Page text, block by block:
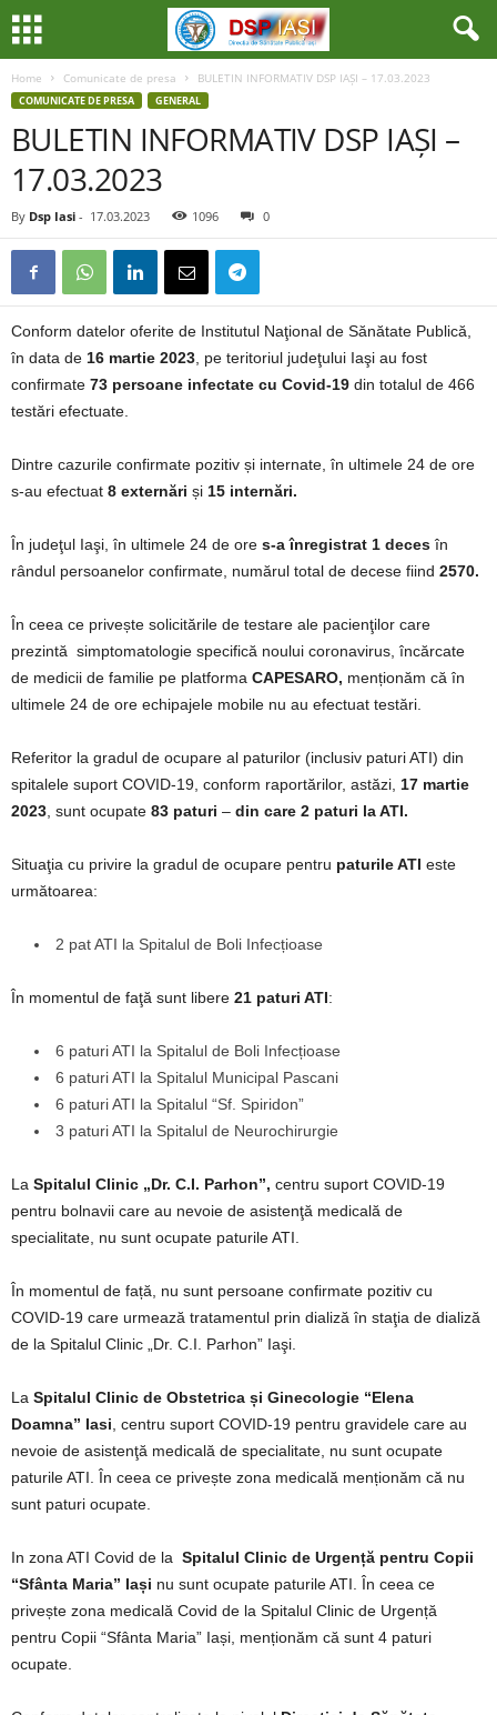
Home Comunicate de presa BULETIN INFORMATIV DSP IAȘI – 17.03.2023
COMUNICATE DE PRESA GENERAL
BULETIN INFORMATIV DSP IAȘI –
17.03.2023
By Dsp Iasi - 17.03.2023 1096 0
Conform datelor oferite de Institutul Naţional de Sănătate Publică,
în data de 16 martie 2023 , pe teritoriul judeţului Iaşi au fost
confirmate 73 persoane infectate cu Covid-19 din totalul de 466
testări efectuate.
Dintre cazurile confirmate pozitiv și internate, în ultimele 24 de ore
s-au efectuat 8 externări și 15 internări.
În judeţul Iaşi, în ultimele 24 de ore s-a înregistrat 1 deces în
rândul persoanelor confirmate, numărul total de decese fiind 2570.
În ceea ce privește solicitările de testare ale pacienţilor care
prezintă simptomatologie specifică noului coronavirus, încărcate
de medicii de familie pe platforma CAPESARO, menționăm că în
ultimele 24 de ore echipajele mobile nu au efectuat testări.
Referitor la gradul de ocupare al paturilor (inclusiv paturi ATI) din
spitalele suport COVID-19, conform raportărilor, astăzi, 17 martie
2023 , sunt ocupate 83 paturi – din care 2 paturi la ATI.
Situaţia cu privire la gradul de ocupare pentru paturile ATI este
următoarea:
2 pat ATI la Spitalul de Boli Infecțioase
În momentul de faţă sunt libere 21 paturi ATI:
6 paturi ATI la Spitalul de Boli Infecțioase
6 paturi ATI la Spitalul Municipal Pascani
6 paturi ATI la Spitalul “Sf. Spiridon”
3 paturi ATI la Spitalul de Neurochirurgie
La Spitalul Clinic „Dr. C.I. Parhon”, centru suport COVID-19
pentru bolnavii care au nevoie de asistenţă medicală de
specialitate, nu sunt ocupate paturile ATI.
În momentul de față, nu sunt persoane confirmate pozitiv cu
COVID-19 care urmează tratamentul prin dializă în staţia de dializă
de la Spitalul Clinic „Dr. C.I. Parhon” Iaşi.
La Spitalul Clinic de Obstetrica și Ginecologie “Elena
Doamna” Iasi , centru suport COVID-19 pentru gravidele care au
nevoie de asistenţă medicală de specialitate, nu sunt ocupate
paturile ATI. În ceea ce privește zona medicală menționăm că nu
sunt paturi ocupate.
In zona ATI Covid de la Spitalul Clinic de Urgență pentru Copii
“Sfânta Maria” Iași nu sunt ocupate paturile ATI. În ceea ce
privește zona medicală Covid de la Spitalul Clinic de Urgență
pentru Copii “Sfânta Maria” Iași, menționăm că sunt 4 paturi
ocupate.